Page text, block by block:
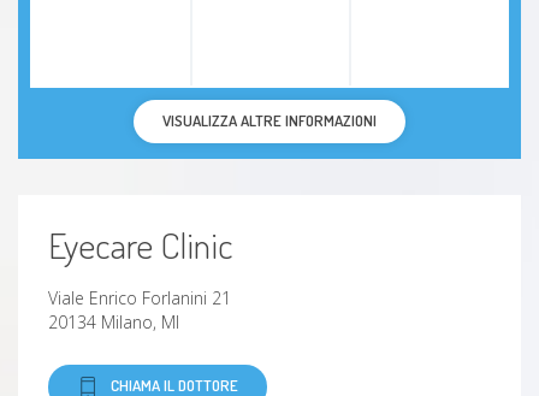
VISUALIZZA ALTRE INFORMAZIONI
Eyecare Clinic
Viale Enrico Forlanini 21
20134 Milano, MI
CHIAMA IL DOTTORE